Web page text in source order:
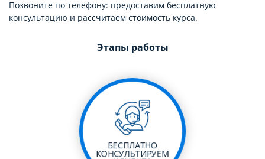
Позвоните по телефону: предоставим бесплатную
консультацию и рассчитаем стоимость курса.
Этапы работы
БЕСПЛАТНО
КОНСУЛЬТИРУЕМ